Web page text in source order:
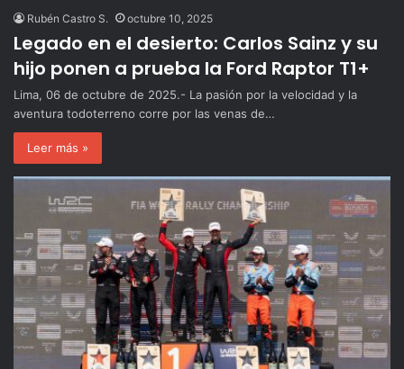
Rubén Castro S. octubre 10, 2025
Legado en el desierto: Carlos Sainz y su
hijo ponen a prueba la Ford Raptor T1+
Lima, 06 de octubre de 2025.- La pasión por la velocidad y la
aventura todoterreno corre por las venas de…
Leer más »